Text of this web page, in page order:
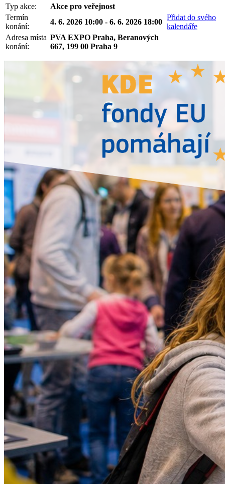
Typ akce:
Akce pro veřejnost
Termín
konání:
4. 6. 2026 10:00 - 6. 6. 2026 18:00
Přidat do svého
kalendáře
Adresa místa
konání:
PVA EXPO Praha, Beranových
667, 199 00 Praha 9